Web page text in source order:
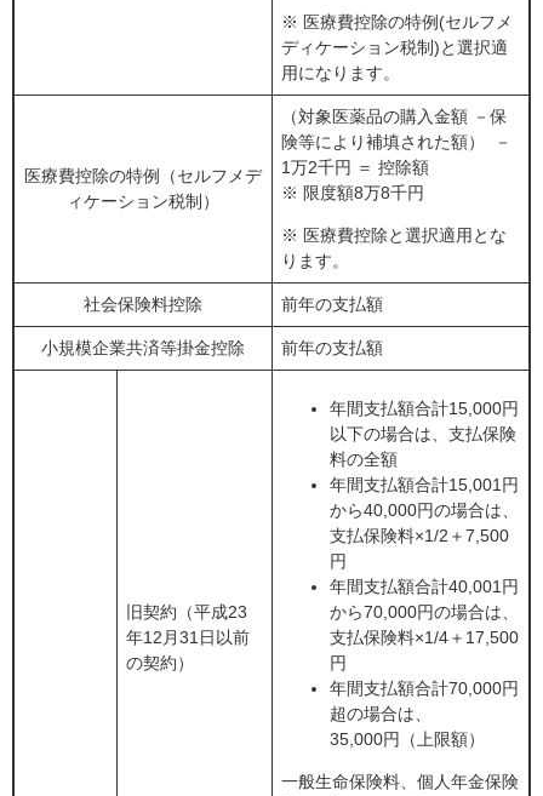
※ 医療費控除の特例(セルフメ
ディケーション税制)と選択適
用になります。
医療費控除の特例（セルフメデ
ィケーション税制）
（対象医薬品の購入金額 －保
険等により補填された額） －
1万2千円 ＝ 控除額
※ 限度額8万8千円
※ 医療費控除と選択適用とな
ります。
社会保険料控除 前年の支払額
小規模企業共済等掛金控除 前年の支払額
旧契約（平成23
年12月31日以前
の契約）
年間支払額合計15,000円
以下の場合は、支払保険
料の全額
年間支払額合計15,001円
から40,000円の場合は、
支払保険料×1/2＋7,500
円
年間支払額合計40,001円
から70,000円の場合は、
支払保険料×1/4＋17,500
円
年間支払額合計70,000円
超の場合は、
35,000円（上限額）
一般生命保険料、個人年金保険